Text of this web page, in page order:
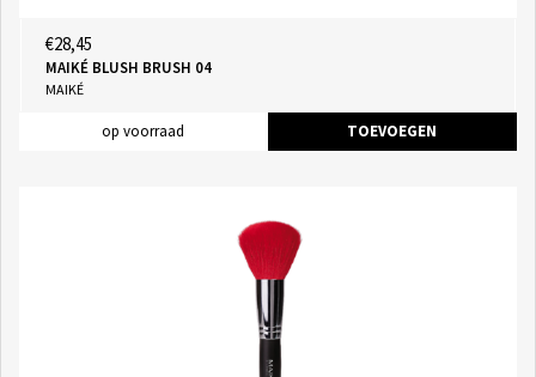
€28,45
MAIKÉ BLUSH BRUSH 04
MAIKÉ
op voorraad TOEVOEGEN